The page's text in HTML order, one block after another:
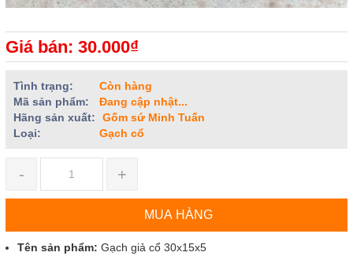
Giá bán: 30.000₫
Tình trạng:
Còn hàng
Mã sản phẩm:
Đang cập nhật...
Hãng sản xuất:
Gốm sứ Minh Tuấn
Loại:
Gạch cổ
- +
MUA HÀNG
Tên sản phẩm: Gạch giả cổ 30x15x5